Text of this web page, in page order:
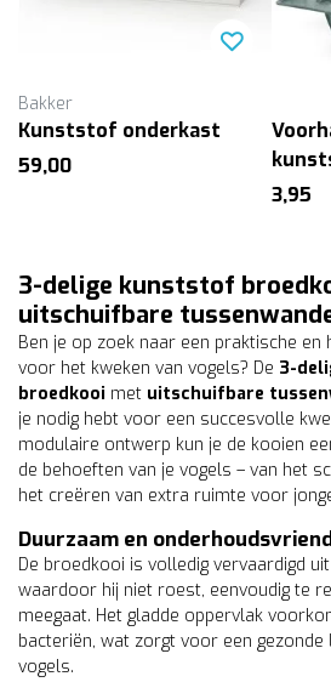
Bakker
Kunststof onderkast
59,00
3,95
3-delige kunststof
uitschuifbare
Ben je op zoek naar een praktische en
voor het kweken van vogels? De 3-
broedkooi met uitschuifbare
je nodig hebt voor een succesvolle
modulaire ontwerp kun je de kooien
de behoeften van je vogels – van het
het creëren van extra ruimte voor
Duurzaam en
De broedkooi is volledig vervaardigd
waardoor hij niet roest, eenvoudig te
meegaat. Het gladde oppervlak
bacteriën, wat zorgt voor een
vogels.